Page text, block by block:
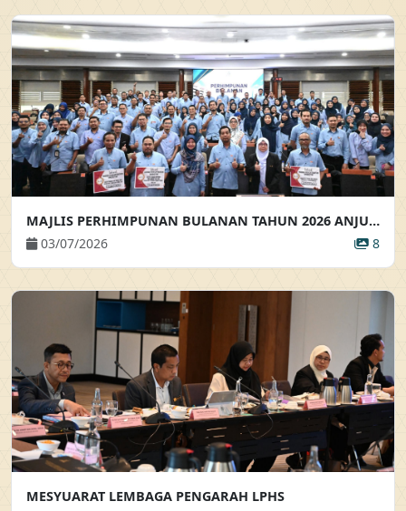
MAJLIS PERHIMPUNAN BULANAN TAHUN 2026 ANJURAN BAHAGIAN KHIDMAT PENGURUSAN
03/07/2026
8
MESYUARAT LEMBAGA PENGARAH LPHS